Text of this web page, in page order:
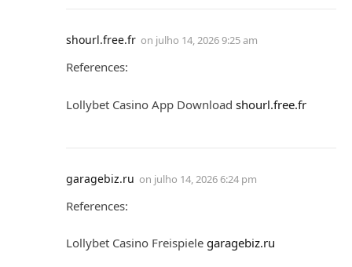
shourl.free.fr on julho 14, 2026 9:25 am
References:
Lollybet Casino App Download shourl.free.fr
garagebiz.ru on julho 14, 2026 6:24 pm
References:
Lollybet Casino Freispiele garagebiz.ru